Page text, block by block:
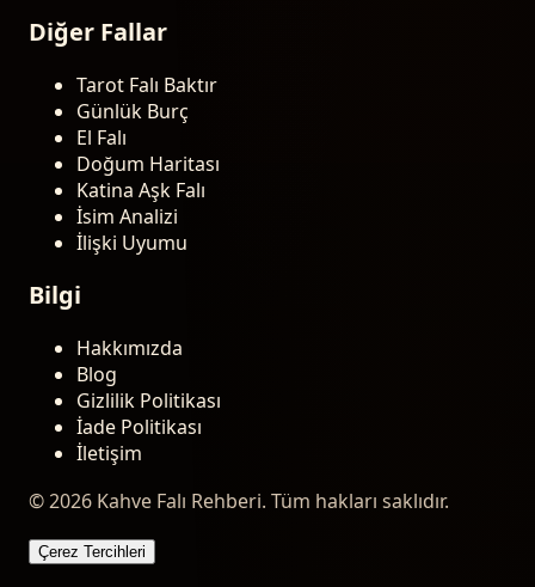
Diğer Fallar
Tarot Falı Baktır
Günlük Burç
El Falı
Doğum Haritası
Katina Aşk Falı
İsim Analizi
İlişki Uyumu
Bilgi
Hakkımızda
Blog
Gizlilik Politikası
İade Politikası
İletişim
© 2026 Kahve Falı Rehberi. Tüm hakları saklıdır.
Çerez Tercihleri